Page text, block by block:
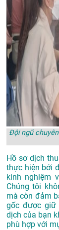
Đội ngũ
Hồ sơ dịch
thực hiện bởi
kinh nghiệm
Chúng tôi
mà còn đảm
gốc được giữ
dịch của bạn
phù hợp với